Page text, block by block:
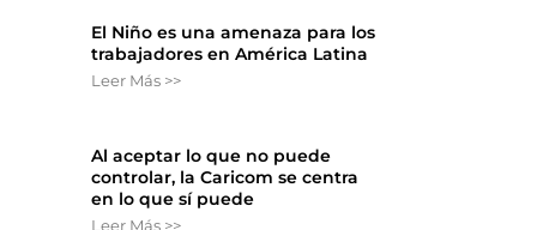
El Niño es una amenaza para los
trabajadores en América Latina
Leer Más >>
Al aceptar lo que no puede
controlar, la Caricom se centra
en lo que sí puede
Leer Más >>